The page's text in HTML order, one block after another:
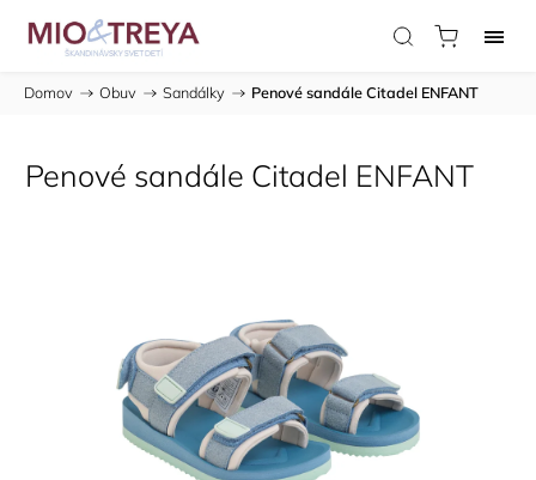
Domov / Obuv / Sandálky / Penové sandále Citadel ENFANT
Penové sandále Citadel ENFANT